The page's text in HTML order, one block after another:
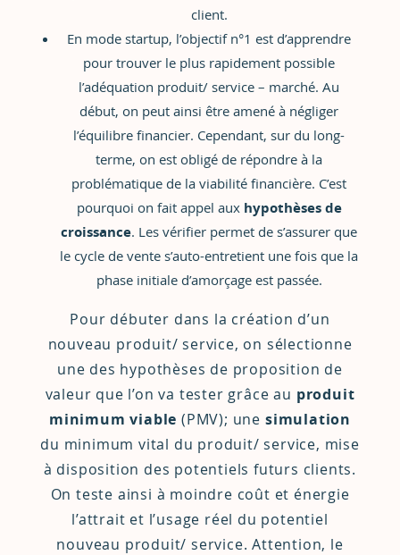
client.
En mode startup, l’objectif n°1 est d’apprendre
pour trouver le plus rapidement possible
l’adéquation produit/ service – marché. Au
début, on peut ainsi être amené à négliger
l’équilibre financier. Cependant, sur du long-
terme, on est obligé de répondre à la
problématique de la viabilité financière. C’est
pourquoi on fait appel aux hypothèses de
croissance. Les vérifier permet de s’assurer que
le cycle de vente s’auto-entretient une fois que la
phase initiale d’amorçage est passée.
Pour débuter dans la création d’un
nouveau produit/ service, on sélectionne
une des hypothèses de proposition de
valeur que l’on va tester grâce au produit
minimum viable (PMV); une simulation
du minimum vital du produit/ service, mise
à disposition des potentiels futurs clients.
On teste ainsi à moindre coût et énergie
l’attrait et l’usage réel du potentiel
nouveau produit/ service. Attention, le